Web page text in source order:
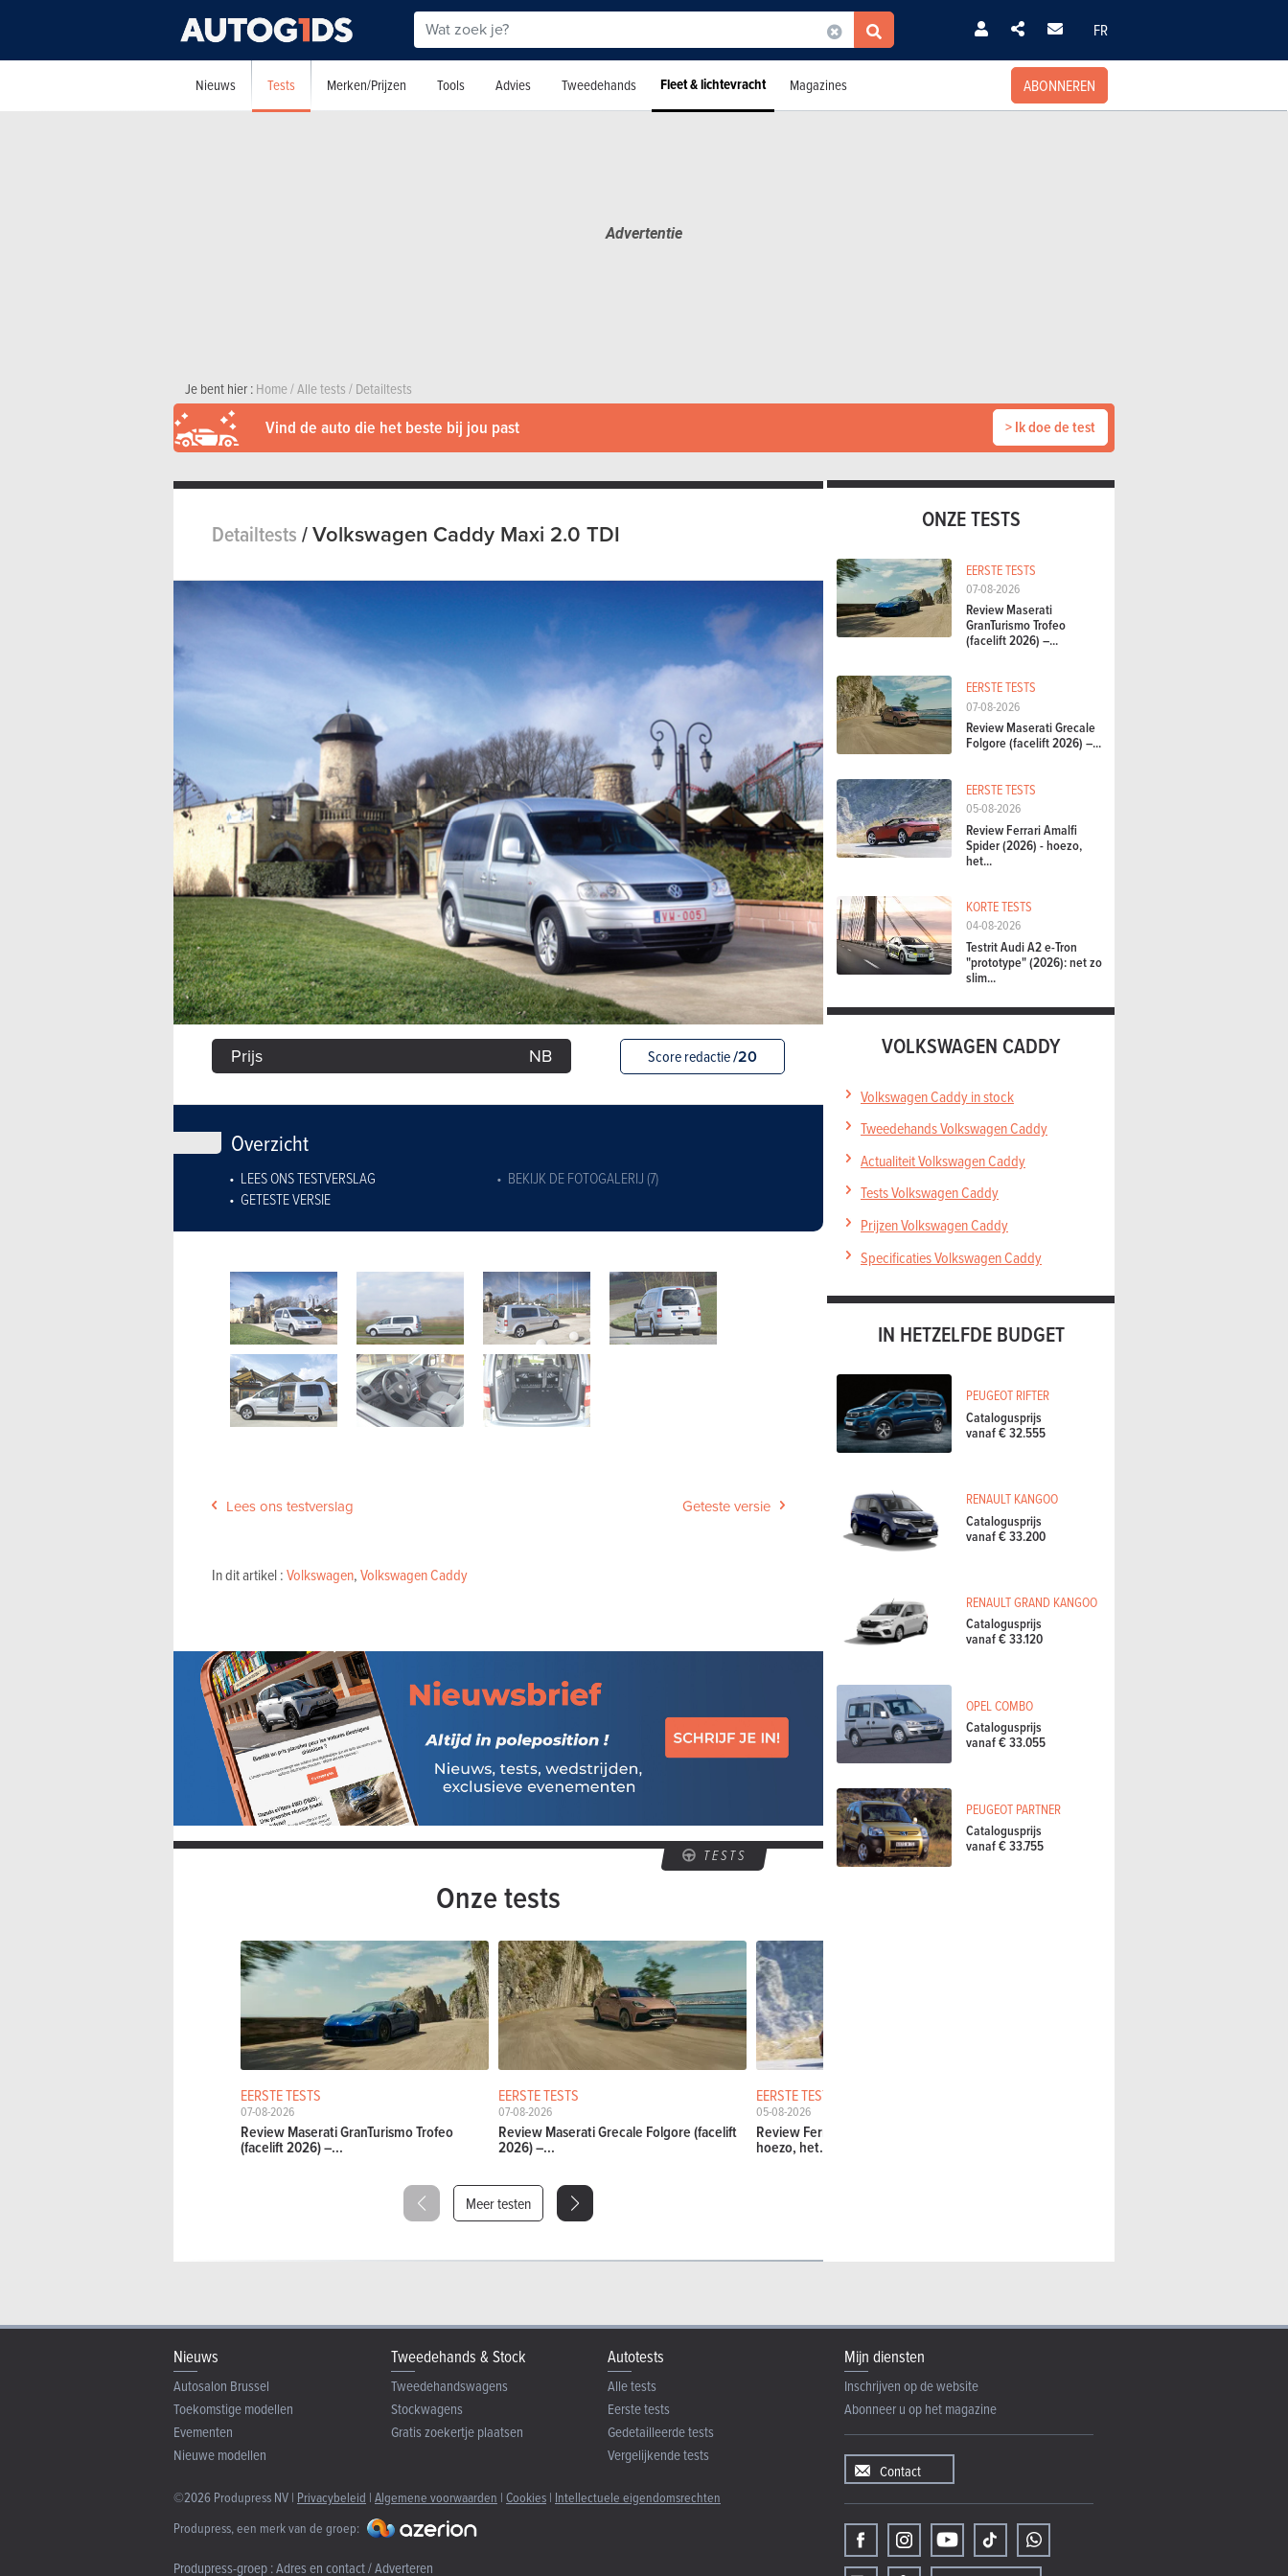
FR
Nieuws Tests Merken/Prijzen Tools Advies Tweedehands Fleet & lichtevracht Magazines ABONNEREN
Je bent hier :Home/Alle tests/Detailtests
Vind de auto die het beste bij jou past > Ik doe de test
Detailtests/Volkswagen Caddy Maxi 2.0 TDI
Prijs NB Score redactie/20
Overzicht
LEES ONS TESTVERSLAG
BEKIJK DE FOTOGALERIJ (7)
GETESTE VERSIE
Lees ons testverslag Geteste versie
In dit artikel :Volkswagen,Volkswagen Caddy
TESTS
Onze tests
EERSTE TESTS
07-08-2026
Review Maserati GranTurismo Trofeo
(facelift 2026) –...
EERSTE TESTS
07-08-2026
Review Maserati Grecale Folgore (facelift
2026) –...
EERSTE TESTS
05-08-2026
Review Ferrari Amalfi Spider (2026) -
hoezo, het...
Meer testen
ONZE TESTS
EERSTE TESTS
07-08-2026
Review Maserati
GranTurismo Trofeo
(facelift 2026) –...
EERSTE TESTS
07-08-2026
Review Maserati Grecale
Folgore (facelift 2026) –...
EERSTE TESTS
05-08-2026
Review Ferrari Amalfi
Spider (2026) - hoezo,
het...
KORTE TESTS
04-08-2026
Testrit Audi A2 e-Tron
"prototype" (2026): net zo
slim...
VOLKSWAGEN CADDY
Volkswagen Caddy in stock
Tweedehands Volkswagen Caddy
Actualiteit Volkswagen Caddy
Tests Volkswagen Caddy
Prijzen Volkswagen Caddy
Specificaties Volkswagen Caddy
IN HETZELFDE BUDGET
PEUGEOT RIFTER
Catalogusprijs
vanaf € 32.555
RENAULT KANGOO
Catalogusprijs
vanaf € 33.200
RENAULT GRAND KANGOO
Catalogusprijs
vanaf € 33.120
OPEL COMBO
Catalogusprijs
vanaf € 33.055
PEUGEOT PARTNER
Catalogusprijs
vanaf € 33.755
Nieuws
Autosalon Brussel
Toekomstige modellen
Evementen
Nieuwe modellen
Tweedehands & Stock
Tweedehandswagens
Stockwagens
Gratis zoekertje plaatsen
Autotests
Alle tests
Eerste tests
Gedetailleerde tests
Vergelijkende tests
©2026 Produpress NV | Privacybeleid | Algemene voorwaarden | Cookies | Intellectuele eigendomsrechten
Produpress, een merk van de groep:
Produpress-groep :Adres en contact / Adverteren
Mijn diensten
Inschrijven op de website
Abonneer u op het magazine
Contact